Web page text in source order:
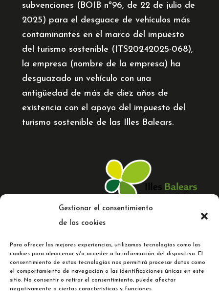
Gestionar el consentimiento
de las cookies
Para ofrecer las mejores experiencias, utilizamos tecnologías como las
cookies para almacenar y/o acceder a la información del dispositivo. El
consentimiento de estas tecnologías nos permitirá procesar datos como
el comportamiento de navegación o las identificaciones únicas en este
sitio. No consentir o retirar el consentimiento, puede afectar
negativamente a ciertas características y funciones.
subvenciones (BOIB nº96, de 22 de julio de
2025) para el desguace de vehículos más
contaminantes en el marco del impuesto
del turismo sostenible (ITS20242025-068),
la empresa (nombre de la empresa) ha
desguazado un vehículo con una
antigüedad de más de diez años de
existencia con el apoyo del impuesto del
turismo sostenible de las Illes Balears.
© 2023 Comercial Cladera |Web
diseñada por CoMsentido.